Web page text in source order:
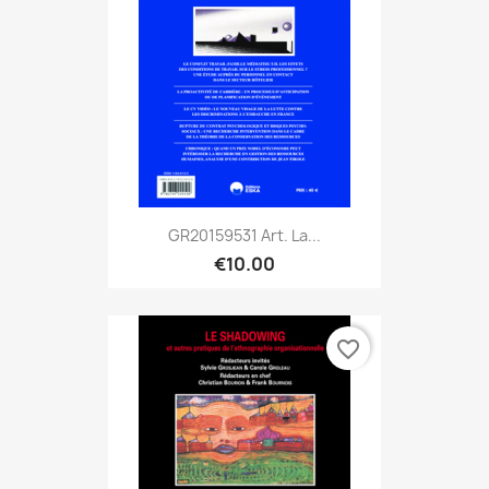
GR20159531 Art. La...
€10.00
favorite_border